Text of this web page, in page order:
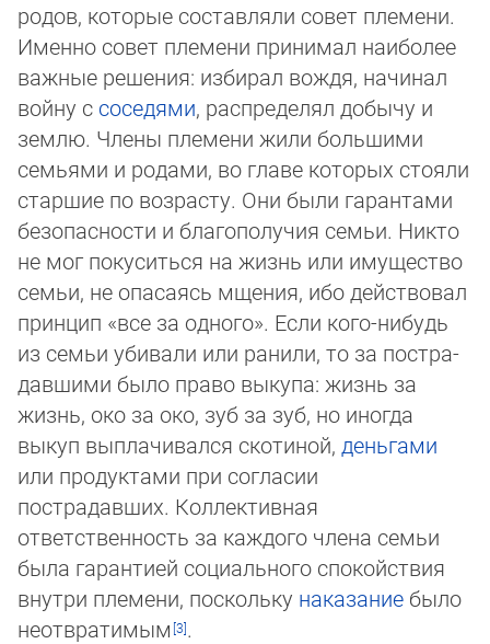
родов, которые составляли совет пле­ме­ни.
Именно совет племени принимал наиболее
важные решения: избирал вождя, начинал
войну с соседями, рас­пре­де­лял добычу и
землю. Члены племени жили большими
семьями и родами, во главе которых стояли
старшие по воз­рас­ту. Они бы­ли гарантами
безопасности и благополучия семьи. Никто
не мог покуситься на жизнь или имущество
се­мьи, не опасаясь мщения, ибо действовал
принцип «все за одного». Если кого-нибудь
из семьи убивали или ранили, то за постра­
дав­ши­ми бы­ло право выкупа: жизнь за
жизнь, око за око, зуб за зуб, но иногда
выкуп выплачивался скотиной, день­га­ми
или про­дук­та­ми при согласии
пострадавших. Коллективная
ответственность за каждого члена семьи
была гаран­ти­ей социально­го спо­кой­ствия
внутри племени, поскольку наказание было
неотвратимым
.